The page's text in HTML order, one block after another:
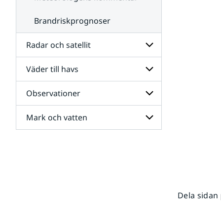
Brandriskprognoser
Radar och satellit
Undersidor
för
Radar
och
satellit
Väder till havs
Undersidor
för
Väder
till
havs
Observationer
Undersidor
för
Mark och vatten
Dela sidan